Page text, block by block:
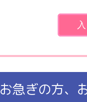
お急ぎの方、